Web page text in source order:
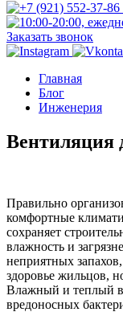
Заказать звонок
Главная
Блог
Инженерия
Вентиляция
Правильно
комфортные
сохраняет
влажность и
неприятных
здоровье жильцов,
Влажный и теплый
вредоносных